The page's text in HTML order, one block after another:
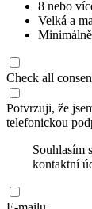
8 nebo
Velká a
Check all
Potvrzuji, že
telefonickou
Souhlasím
kontaktní